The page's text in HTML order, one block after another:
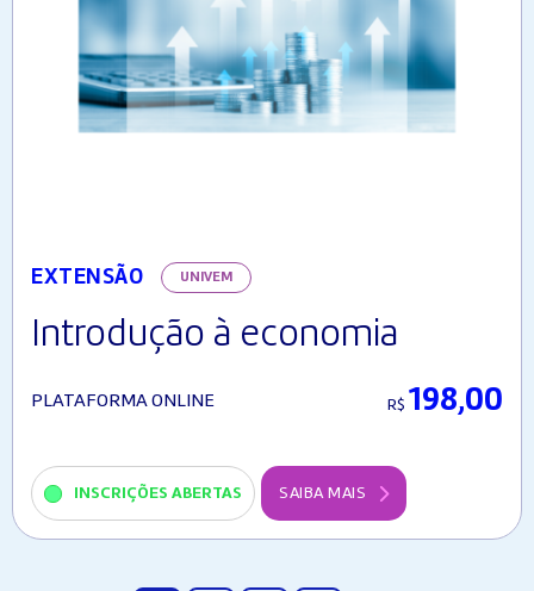
EXTENSÃO UNIVEM
Introdução à economia
PLATAFORMA ONLINE R$ 198,00
INSCRIÇÕES ABERTAS SAIBA MAIS